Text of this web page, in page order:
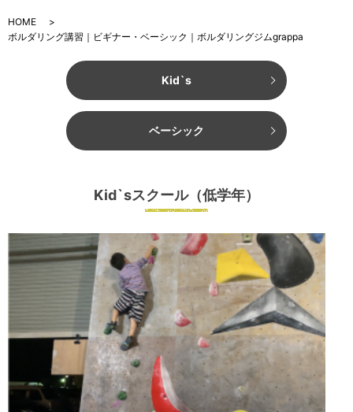
HOME
ボルダリング講習｜ビギナー・ベーシック｜ボルダリングジムgrappa
Kid`s
ベーシック
Kid`sスクール（低学年）